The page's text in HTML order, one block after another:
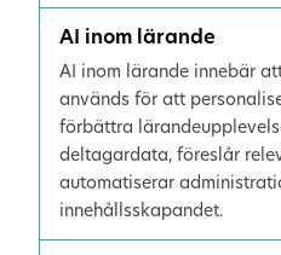
AI inom lärande
AI inom lärande innebär
används för att
förbättra
deltagardata, föreslår
automatiserar
innehållsskapandet.